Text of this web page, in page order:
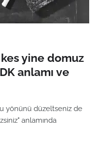
yine domuz
anlamı ve
yönünü düzeltseniz de
anlamında